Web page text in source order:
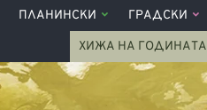
ПЛАНИНСКИ ГРАДСКИ
ХИЖА НА ГОДИНАТА